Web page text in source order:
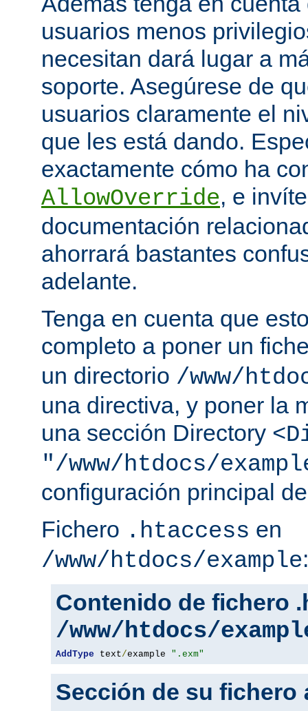
usuarios menos
necesitan dará lugar a
soporte. Asegúrese de
usuarios claramente el
que les está dando.
exactamente cómo ha
AllowOverride, e
documentación
ahorrará bastantes
adelante.
Tenga en cuenta que
completo a poner un
un directorio /www/
una directiva, y poner la
una sección Directory
"/www/htdocs/
configuración principal
Fichero .htaccess en
/www/htdocs/example:
Contenido de fichero
/www/htdocs/
AddType text/example ".exm"
Sección de su fichero